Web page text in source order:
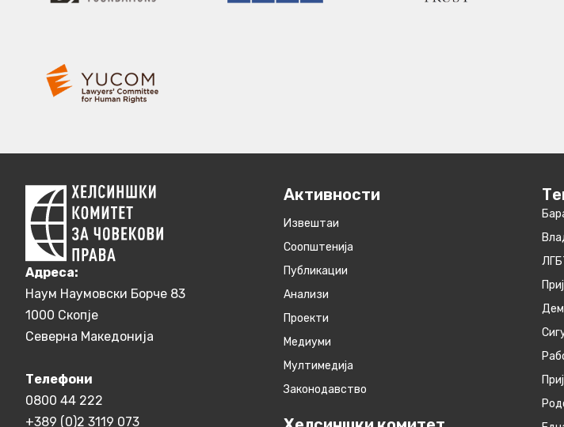
Aдреса:
Наум Наумовски Борче 83
1000 Скопје
Северна Македонија
Телефони
0800 44 222
+389 (0)2 3119 073
Активности
Извештаи
Соопштенија
Публикации
Анализи
Проекти
Медиуми
Мултимедија
Законодавство